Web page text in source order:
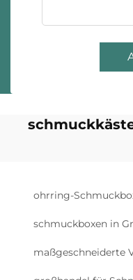
ohrring-
schmuckboxen in
maßgeschneiderte